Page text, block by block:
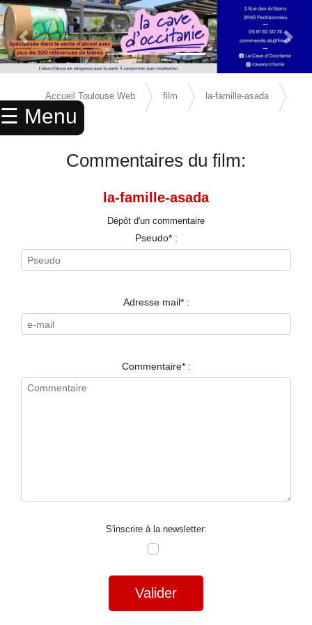
☰ Menu
× ACCUEIL
ANNUAIRE
SPORTS
RESTAURANTS
NUIT
Previous Slide Next
Accueil Toulouse Web film la-famille-asada
avis
Commentaires du film:
la-famille-asada
Dépôt d'un commentaire
Pseudo* :
Adresse mail* :
Commentaire* :
S'inscrire à la newsletter:
Valider